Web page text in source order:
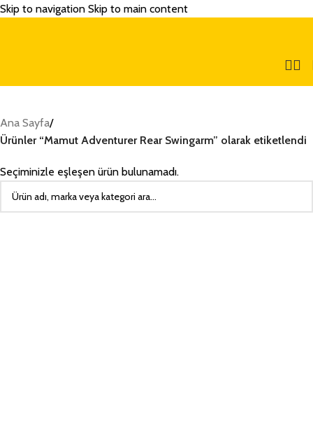
Skip to navigation Skip to main content
Ana Sayfa/
Ürünler “Mamut Adventurer Rear Swingarm” olarak etiketlendi
Seçiminizle eşleşen ürün bulunamadı.